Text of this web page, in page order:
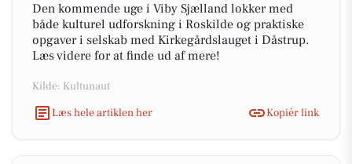
Den kommende uge i Viby Sjælland lokker med
både kulturel udforskning i Roskilde og praktiske
opgaver i selskab med Kirkegårdslauget i Dåstrup.
Læs videre for at finde ud af mere!
Kilde: Kultunaut
Læs hele artiklen her
Kopiér link